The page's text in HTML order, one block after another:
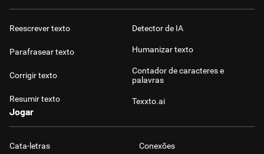
Reescrever texto
Parafrasear texto
Corrigir texto
Resumir texto
Detector de IA
Humanizar texto
Contador de caracteres e
palavras
Texxto.ai
Jogar
Cata-letras Conexões